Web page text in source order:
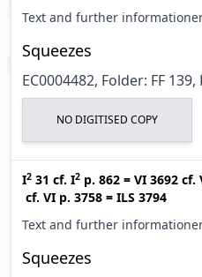
Text and further
Squeezes
EC0004482, Folder: FF
NO DIGITISED COPY
I2 31 cf. I2 p. 862 = VI 3692 cf.
cf. VI p. 3758 = ILS 3794
Text and further
Squeezes